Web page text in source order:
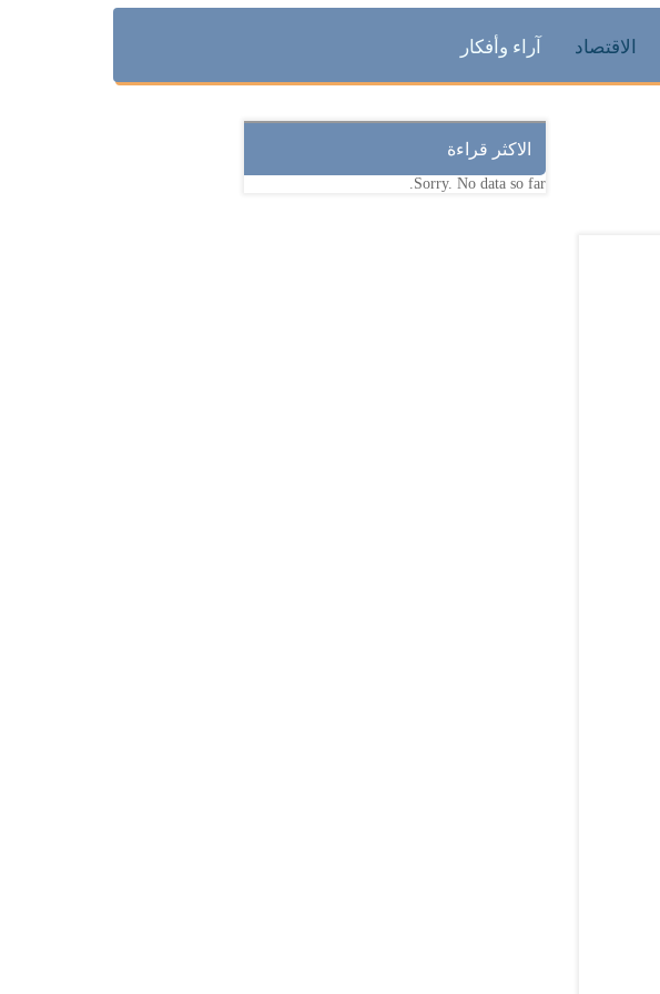
الاقتصاد آراء وأفكار
الاكثر قراءة
Sorry. No data so far.